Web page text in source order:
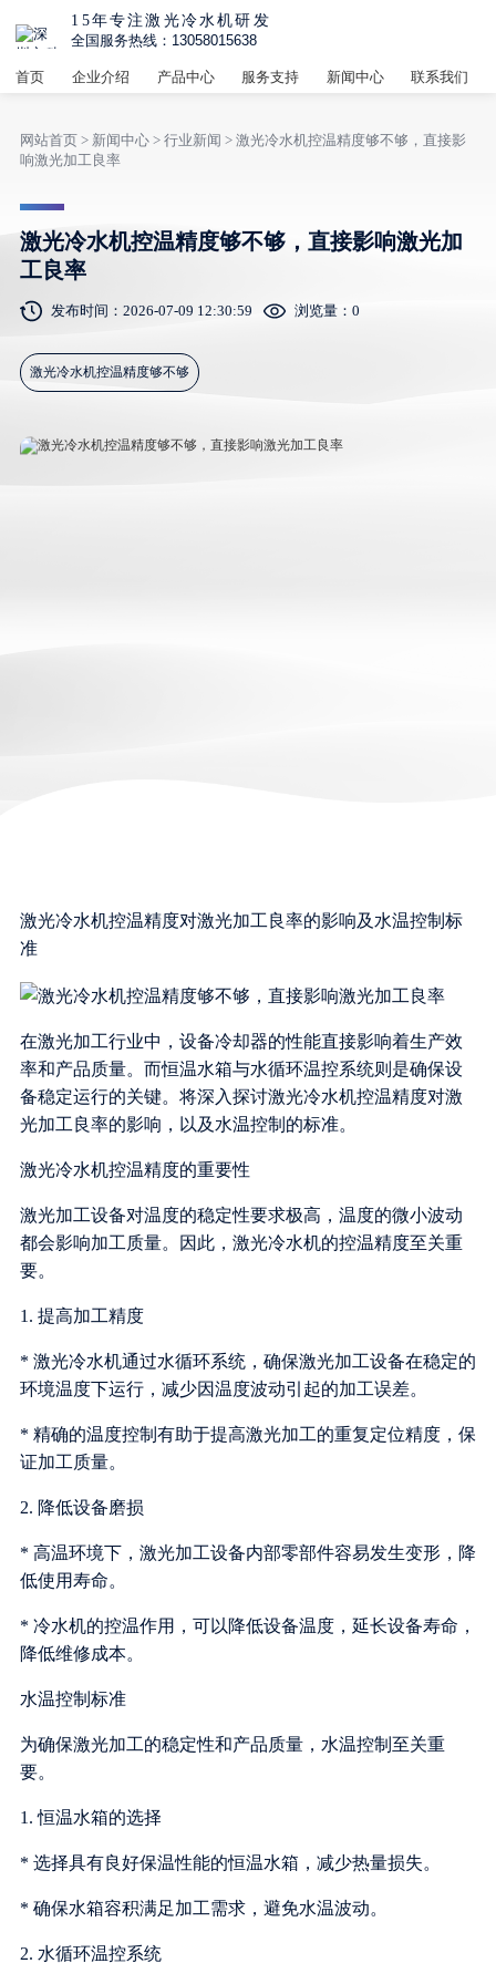
15年专注激光冷水机研发
全国服务热线：13058015638
首页 企业介绍 产品中心 服务支持 新闻中心 联系我们
网站首页> 新闻中心> 行业新闻 > 激光冷水机控温精度够不够，直接影
响激光加工良率
激光冷水机控温精度够不够，直接影响激光加
工良率
发布时间：2026-07-09 12:30:59 浏览量： 0
激光冷水机控温精度够不够
激光冷水机控温精度对激光加工良率的影响及水温控制标
准
在激光加工行业中，设备冷却器的性能直接影响着生产效
率和产品质量。而恒温水箱与水循环温控系统则是确保设
备稳定运行的关键。将深入探讨激光冷水机控温精度对激
光加工良率的影响，以及水温控制的标准。
激光冷水机控温精度的重要性
激光加工设备对温度的稳定性要求极高，温度的微小波动
都会影响加工质量。因此，激光冷水机的控温精度至关重
要。
1. 提高加工精度
* 激光冷水机通过水循环系统，确保激光加工设备在稳定的
环境温度下运行，减少因温度波动引起的加工误差。
* 精确的温度控制有助于提高激光加工的重复定位精度，保
证加工质量。
2. 降低设备磨损
* 高温环境下，激光加工设备内部零部件容易发生变形，降
低使用寿命。
* 冷水机的控温作用，可以降低设备温度，延长设备寿命，
降低维修成本。
水温控制标准
为确保激光加工的稳定性和产品质量，水温控制至关重
要。
1. 恒温水箱的选择
* 选择具有良好保温性能的恒温水箱，减少热量损失。
* 确保水箱容积满足加工需求，避免水温波动。
2. 水循环温控系统